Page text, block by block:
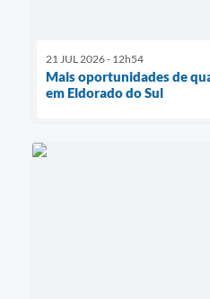
21 JUL 2026 - 12h54
Mais oportunidades de
em Eldorado do Sul